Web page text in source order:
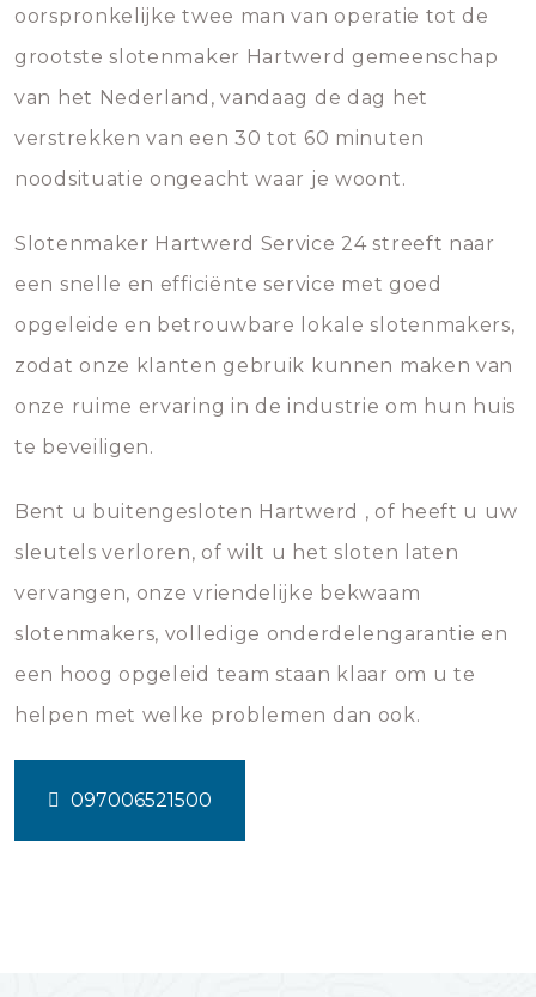
oorspronkelijke twee man van operatie tot de
grootste slotenmaker Hartwerd gemeenschap
van het Nederland, vandaag de dag het
verstrekken van een 30 tot 60 minuten
noodsituatie ongeacht waar je woont.
Slotenmaker Hartwerd Service 24 streeft naar
een snelle en efficiënte service met goed
opgeleide en betrouwbare lokale slotenmakers,
zodat onze klanten gebruik kunnen maken van
onze ruime ervaring in de industrie om hun huis
te beveiligen.
Bent u buitengesloten Hartwerd , of heeft u uw
sleutels verloren, of wilt u het sloten laten
vervangen, onze vriendelijke bekwaam
slotenmakers, volledige onderdelengarantie en
een hoog opgeleid team staan klaar om u te
helpen met welke problemen dan ook.
097006521500